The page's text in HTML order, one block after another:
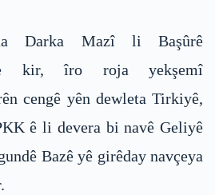
Darka Mazî li Başûrê
kir, îro roja yekşemî
cengê yên dewleta Tirkiyê,
ê li devera bi navê Geliyê
Bazê yê girêday navçeya